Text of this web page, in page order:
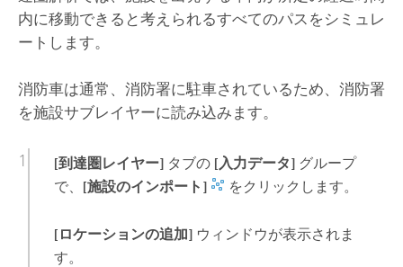
内に移動できると考えられるすべてのパスをシミュレ
ートします。
消防車は通常、消防署に駐車されているため、消防署
を施設サブレイヤーに読み込みます。
[到達圏レイヤー]タブの [入力データ]グループ
で、 [施設のインポート] をクリックします。
[ロケーションの追加]ウィンドウが表示されま
す。